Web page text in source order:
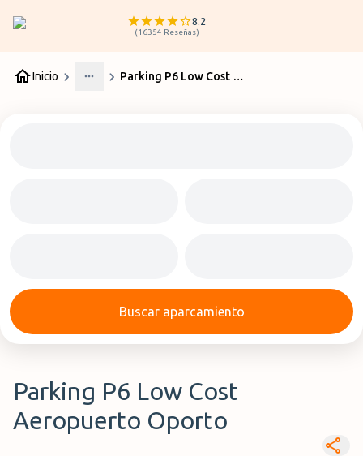
8.2
(16354 Reseñas)
Inicio
More
Parking P6 Low Cost Aeropuerto Oporto
Buscar aparcamiento
Parking P6 Low Cost
Aeropuerto Oporto